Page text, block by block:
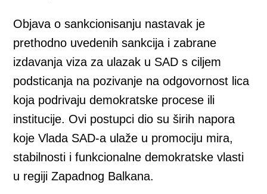
Objava o sankcionisanju nastavak je
prethodno uvedenih sankcija i zabrane
izdavanja viza za ulazak u SAD s ciljem
podsticanja na pozivanje na odgovornost lica
koja podrivaju demokratske procese ili
institucije. Ovi postupci dio su širih napora
koje Vlada SAD-a ulaže u promociju mira,
stabilnosti i funkcionalne demokratske vlasti
u regiji Zapadnog Balkana.